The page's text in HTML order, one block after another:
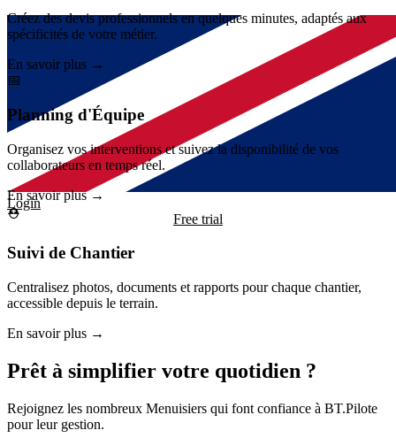
Login
Free trial
Créez des devis professionnels en quelques minutes, adaptés aux
spécificités de votre métier.
En savoir plus →
Planning d'Équipe
Organisez vos interventions et suivez la disponibilité de vos
collaborateurs en temps réel.
En savoir plus →
Suivi de Chantier
Centralisez photos, documents et rapports pour chaque chantier,
accessible depuis le terrain.
En savoir plus →
Prêt à simplifier votre quotidien ?
Rejoignez les nombreux Menuisiers qui font confiance à BT.Pilote
pour leur gestion.